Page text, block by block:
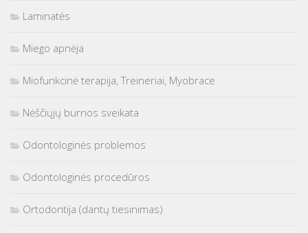
Laminatės
Miego apnėja
Miofunkcinė terapija, Treineriai, Myobrace
Nėščiųjų burnos sveikata
Odontologinės problemos
Odontologinės procedūros
Ortodontija (dantų tiesinimas)